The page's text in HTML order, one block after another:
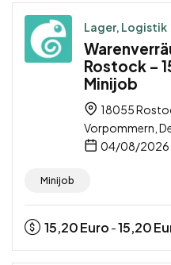
Lager, Logistik
Rostock –
Minijob
18055
Vorpommern,
04/08/2026
Minijob
15,20Euro -15,20